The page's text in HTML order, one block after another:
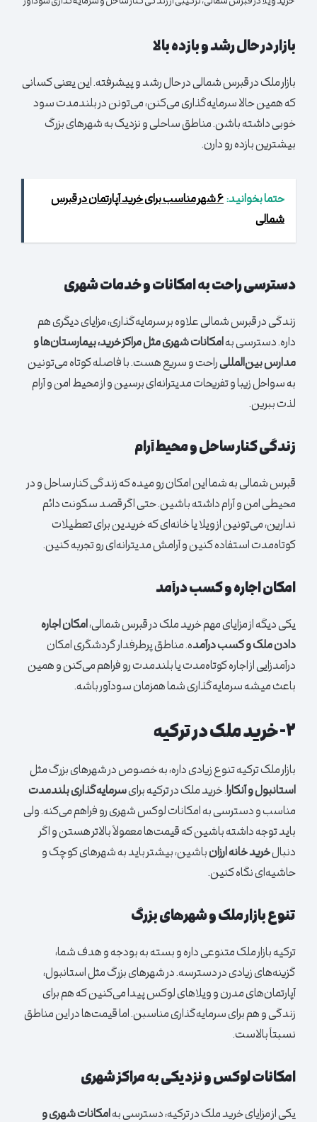
بازار در حال رشد و بازده بالا
بازار ملک در قبرس شمالی در حال رشد و پیشرفته. این یعنی کسانی
که همین حالا سرمایه‌گذاری می‌کنن، می‌تونن در بلندمدت سود
خوبی داشته باشن. مناطق ساحلی و نزدیک به شهرهای بزرگ
بیشترین بازده رو دارن.
حتما بخوانید: ۶ شهر مناسب برای خرید آپارتمان در قبرس
شمالی
دسترسی راحت به امکانات و خدمات شهری
زندگی در قبرس شمالی علاوه بر سرمایه‌گذاری، مزایای دیگری هم
داره. دسترسی بهامکانات شهری مثل مراکز خرید، بیمارستان‌ها و
مدارس بین‌المللیراحت و سریع هست. با فاصله کوتاه می‌تونین
به سواحل زیبا و تفریحات مدیترانه‌ای برسین و از محیط امن و آرام
لذت ببرین.
زندگی کنار ساحل و محیط آرام
قبرس شمالی به شما این امکان رو میده که زندگی کنار ساحل و در
محیطی امن و آرام داشته باشین. حتی اگر قصد سکونت دائم
ندارین، می‌تونین از ویلا یا خانه‌ای که خریدین برای تعطیلات
کوتاه‌مدت استفاده کنین و آرامش مدیترانه‌ای رو تجربه کنین.
امکان اجاره و کسب درآمد
یکی دیگه از مزایای مهم خرید ملک در قبرس شمالی،امکان اجاره
دادن ملک و کسب درآمده. مناطق پرطرفدار گردشگری امکان
درآمدزایی از اجاره کوتاه‌مدت یا بلندمدت رو فراهم می‌کنن و همین
باعث میشه سرمایه‌گذاری شما همزمان سودآور باشه.
۲- خرید ملک در ترکیه
بازار ملک ترکیه تنوع زیادی داره، به خصوص در شهرهای بزرگ مثل
استانبول و آنکارا. خرید ملک در ترکیه برایسرمایه‌گذاری بلندمدت
مناسب و دسترسی به امکانات لوکس شهری رو فراهم می‌کنه. ولی
باید توجه داشته باشین که قیمت‌ها معمولاً بالاتر هستن و اگر
دنبالخرید خانه ارزانباشین، بیشتر باید به شهرهای کوچک و
حاشیه‌ای نگاه کنین.
تنوع بازار ملک و شهرهای بزرگ
ترکیه بازار ملک متنوعی داره و بسته به بودجه و هدف شما،
گزینه‌های زیادی در دسترسه. در شهرهای بزرگ مثل استانبول،
آپارتمان‌های مدرن و ویلاهای لوکس پیدا می‌کنین که هم برای
زندگی و هم برای سرمایه‌گذاری مناسبن. اما قیمت‌ها در این مناطق
نسبتاً بالاست.
امکانات لوکس و نزدیکی به مراکز شهری
یکی از مزایای خرید ملک در ترکیه، دسترسی بهامکانات شهری و